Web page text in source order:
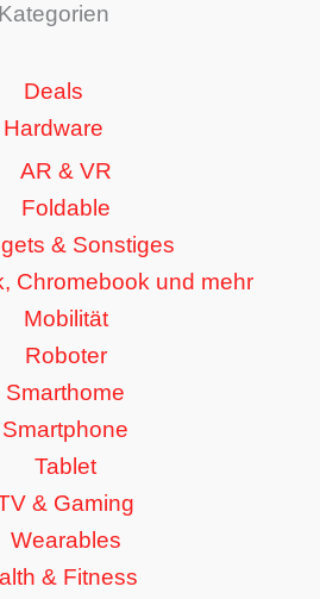
Kategorien
Deals
Hardware
AR & VR
Foldable
& Sonstiges
Chromebook und mehr
Mobilität
Roboter
Smarthome
Smartphone
Tablet
& Gaming
Wearables
& Fitness